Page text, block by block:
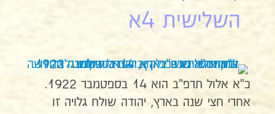
השלישית 4א
כ"א אלול תרפ"ב הוא 14 בספטמבר 1922.
אחרי חצי שנה בארץ, יהודה שולח גלויה זו